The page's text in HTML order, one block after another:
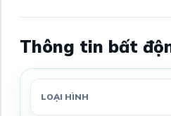
Thông tin bất
LOẠI HÌNH